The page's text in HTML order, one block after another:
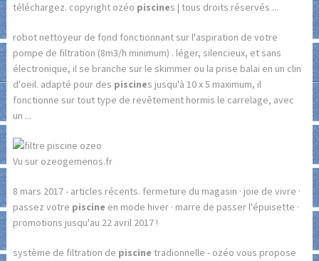
téléchargez. copyright ozéo piscines | tous droits réservés ...
robot nettoyeur de fond fonctionnant sur l'aspiration de votre
pompe de filtration (8m3/h minimum) . léger, silencieux, et sans
électronique, il se branche sur le skimmer ou la prise balai en un clin
d'oeil. adapté pour des piscines jusqu'à 10 x 5 maximum, il
fonctionne sur tout type de revêtement hormis le carrelage, avec
un ...
Vu sur ozeogemenos.fr
8 mars 2017 - articles récents. fermeture du magasin · joie de vivre ·
passez votre piscine en mode hiver · marre de passer l'épuisette ·
promotions jusqu'au 22 avril 2017 !
système de filtration de piscine tradionnelle - ozéo vous propose